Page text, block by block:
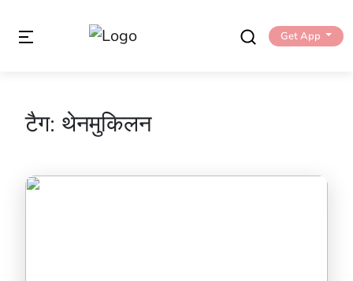
Get App
टैग: थेनमुकिलन